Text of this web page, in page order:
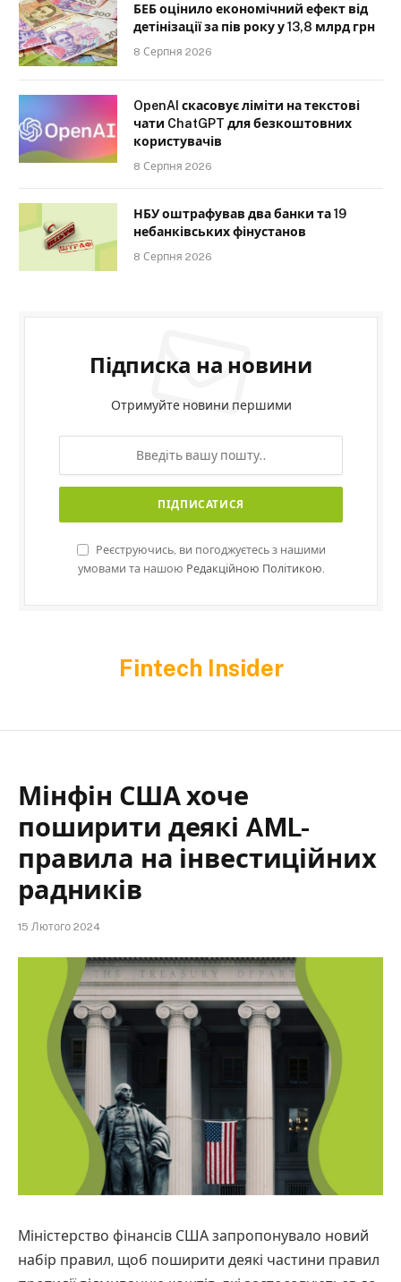
БЕБ оцінило економічний ефект від
детінізації за пів року у 13,8 млрд грн
8 Серпня 2026
OpenAI скасовує ліміти на текстові
чати ChatGPT для безкоштовних
користувачів
8 Серпня 2026
НБУ оштрафував два банки та 19
небанківських фінустанов
8 Серпня 2026
Підписка на новини
Отримуйте новини першими
Реєструючись, ви погоджуєтесь з нашими
умовами та нашою Редакційною Політикою.
Fintech Insider
Мінфін США хоче
поширити деякі AML-
правила на інвестиційних
радників
15 Лютого 2024
Міністерство фінансів США запропонувало новий
набір правил, щоб поширити деякі частини правил